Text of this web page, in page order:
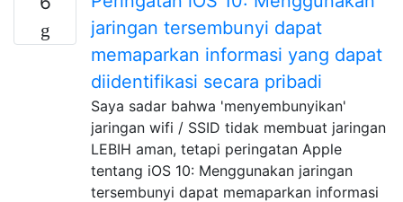
jaringan tersembunyi dapat
memaparkan informasi yang dapat
diidentifikasi secara pribadi
Saya sadar bahwa 'menyembunyikan'
jaringan wifi / SSID tidak membuat jaringan
LEBIH aman, tetapi peringatan Apple
tentang iOS 10: Menggunakan jaringan
tersembunyi dapat memaparkan informasi